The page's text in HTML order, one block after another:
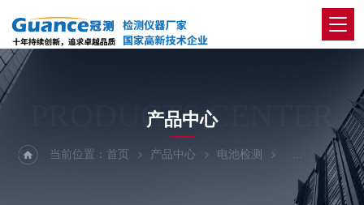
PRODUCTS CENTER
产品中心
当前位置：首页 产品中心 电池检测 DC-03-电池重